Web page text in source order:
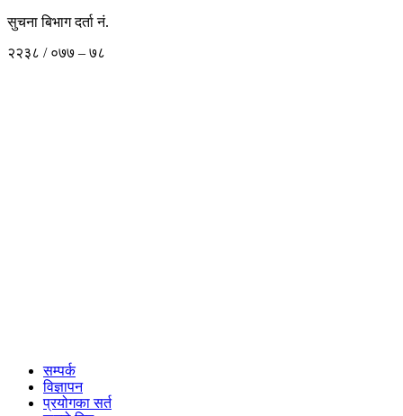
सुचना बिभाग दर्ता नं.
२२३८ / ०७७ – ७८
सम्पर्क
विज्ञापन
प्रयोगका सर्त